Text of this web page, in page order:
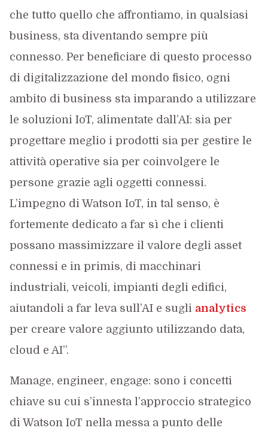
che tutto quello che affrontiamo, in qualsiasi
business, sta diventando sempre più
connesso. Per beneficiare di questo processo
di digitalizzazione del mondo fisico, ogni
ambito di business sta imparando a utilizzare
le soluzioni IoT, alimentate dall’AI: sia per
progettare meglio i prodotti sia per gestire le
attività operative sia per coinvolgere le
persone grazie agli oggetti connessi.
L’impegno di Watson IoT, in tal senso, è
fortemente dedicato a far sì che i clienti
possano massimizzare il valore degli asset
connessi e in primis, di macchinari
industriali, veicoli, impianti degli edifici,
aiutandoli a far leva sull’AI e sugli analytics
per creare valore aggiunto utilizzando data,
cloud e AI”.
Manage, engineer, engage: sono i concetti
chiave su cui s’innesta l’approccio strategico
di Watson IoT nella messa a punto delle